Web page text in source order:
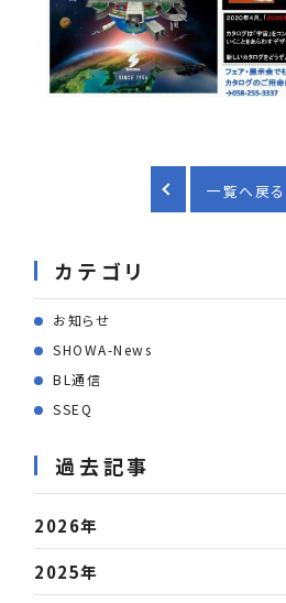
一覧へ戻る
カテゴリ
お知らせ
SHOWA-News
BL通信
SSEQ
過去記事
2026年
2025年